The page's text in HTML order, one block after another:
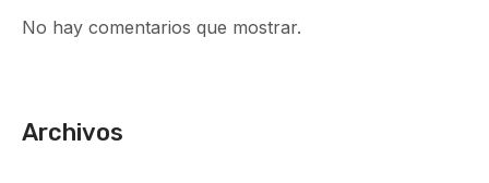
No hay comentarios que mostrar.
Archivos